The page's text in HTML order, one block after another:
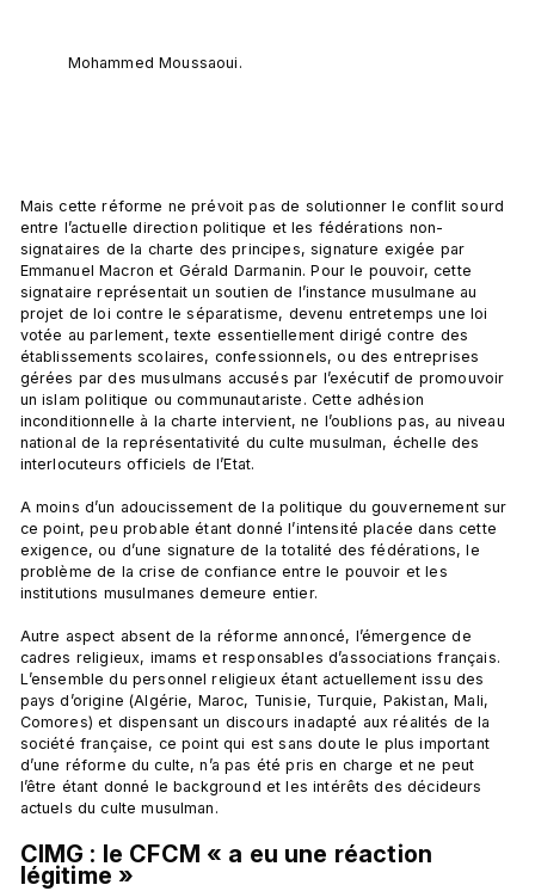
Mohammed Moussaoui.
Mais cette réforme ne prévoit pas de solutionner le conflit sourd
entre l’actuelle direction politique et les fédérations non-
signataires de la charte des principes, signature exigée par
Emmanuel Macron et Gérald Darmanin. Pour le pouvoir, cette
signataire représentait un soutien de l’instance musulmane au
projet de loi contre le séparatisme, devenu entretemps une loi
votée au parlement, texte essentiellement dirigé contre des
établissements scolaires, confessionnels, ou des entreprises
gérées par des musulmans accusés par l’exécutif de promouvoir
un islam politique ou communautariste. Cette adhésion
inconditionnelle à la charte intervient, ne l’oublions pas, au niveau
national de la représentativité du culte musulman, échelle des
interlocuteurs officiels de l’Etat.
A moins d’un adoucissement de la politique du gouvernement sur
ce point, peu probable étant donné l’intensité placée dans cette
exigence, ou d’une signature de la totalité des fédérations, le
problème de la crise de confiance entre le pouvoir et les
institutions musulmanes demeure entier.
Autre aspect absent de la réforme annoncé, l’émergence de
cadres religieux, imams et responsables d’associations français.
L’ensemble du personnel religieux étant actuellement issu des
pays d’origine (Algérie, Maroc, Tunisie, Turquie, Pakistan, Mali,
Comores) et dispensant un discours inadapté aux réalités de la
société française, ce point qui est sans doute le plus important
d’une réforme du culte, n’a pas été pris en charge et ne peut
l’être étant donné le background et les intérêts des décideurs
CIMG : le CFCM « a eu une réaction
légitime »